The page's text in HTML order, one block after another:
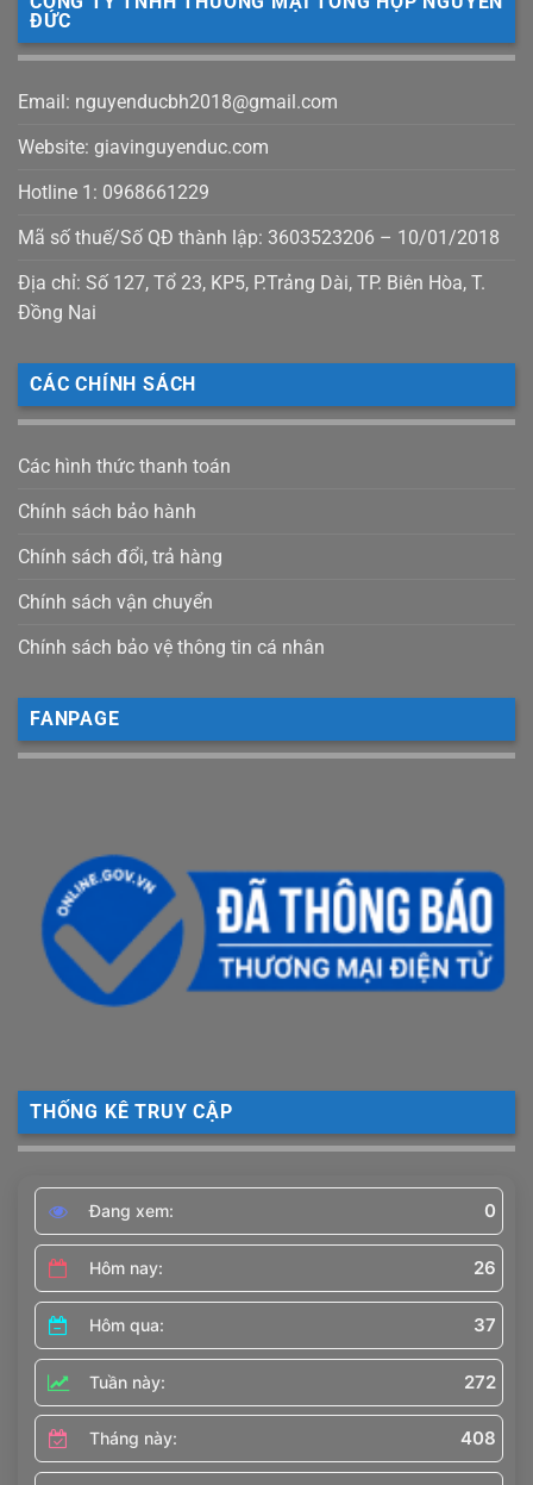
ĐỨC
Email: nguyenducbh2018@gmail.com
Website: giavinguyenduc.com
Hotline 1: 0968661229
Mã số thuế/Số QĐ thành lập: 3603523206 – 10/01/2018
Địa chỉ: Số 127, Tổ 23, KP5, P.Trảng Dài, TP. Biên Hòa, T.
Đồng Nai
CÁC CHÍNH SÁCH
Các hình thức thanh toán
Chính sách bảo hành
Chính sách đổi, trả hàng
Chính sách vận chuyển
Chính sách bảo vệ thông tin cá nhân
FANPAGE
THỐNG KÊ TRUY CẬP
Đang xem: 0
Hôm nay: 26
Hôm qua: 37
Tuần này: 272
Tháng này: 408